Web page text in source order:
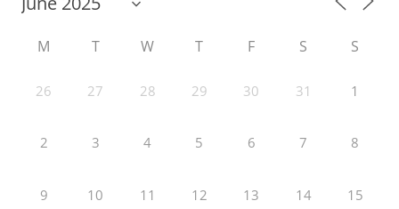
M T W T F S S
26 27 28 29 30 31 1
2 3 4 5 6 7 8
9 10 11 12 13 14 15